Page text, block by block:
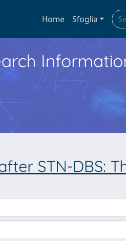
Home Sfoglia
STN-DBS: